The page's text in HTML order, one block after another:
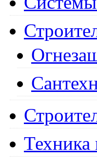
Техника